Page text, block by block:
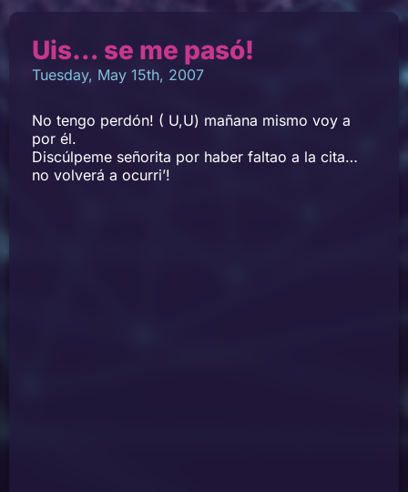
Uis… se me pasó!
Tuesday, May 15th, 2007
No tengo perdón! ( U,U) mañana mismo voy a
por él.
Discúlpeme señorita por haber faltao a la cita…
no volverá a ocurri’!